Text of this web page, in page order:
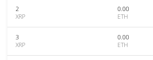
2
XRP
0.00
ETH
3
XRP
0.00
ETH